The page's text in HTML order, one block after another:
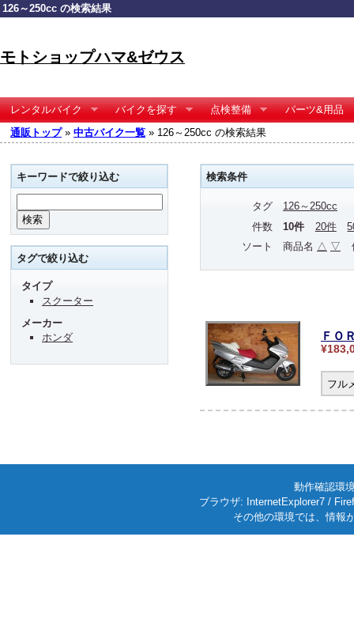
126～250cc の検索結果
モトショップハマ&ゼウス
レンタルバイク バイクを探す 点検整備
パーツ&用品
通販トップ» 中古バイク一覧 » 126～250cc の検索結果
検索条件
タグ
126～250cc
件数
10件 20件
ソート
商品名 △ ▽
ＦＯ
フル
キーワードで絞り込む
タグで絞り込む
タイプ
スクーター
メーカー
ホンダ
動作確認環
ブラウザ: InternetExplorer7 /
その他の環境では、情報